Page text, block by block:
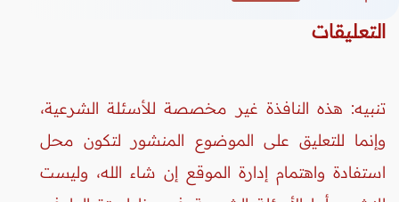
التعليقات
تنبيه: هذه النافذة غير مخصصة للأسئلة الشرعية،
وإنما للتعليق على الموضوع المنشور لتكون محل
استفادة واهتمام إدارة الموقع إن شاء الله، وليست